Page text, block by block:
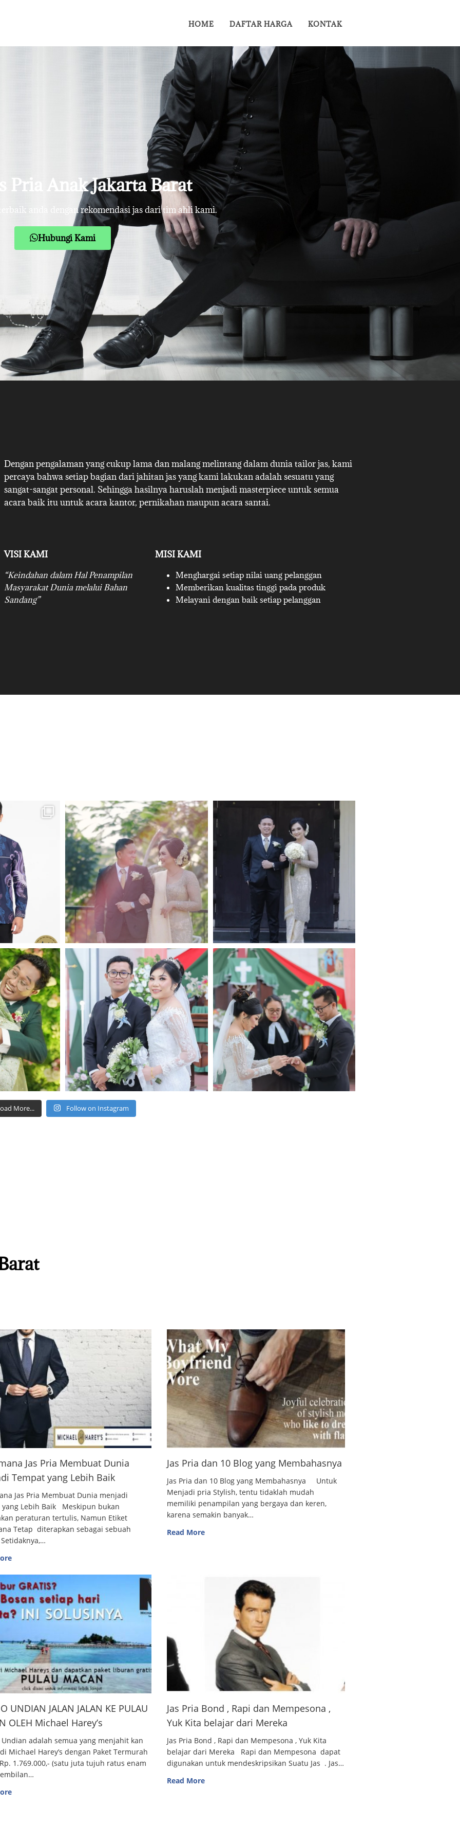
HOME DAFTAR HARGA KONTAK
Pria Anak Jakarta Barat
anda dengan rekomendasi jas dari tim ahli kami.
Hubungi Kami
Dengan pengalaman yang cukup lama dan malang melintang dalam dunia tailor jas, kami
percaya bahwa setiap bagian dari jahitan jas yang kami lakukan adalah sesuatu yang
sangat-sangat personal. Sehingga hasilnya haruslah menjadi masterpiece untuk semua
acara baik itu untuk acara kantor, pernikahan maupun acara santai.
VISI KAMI
“Keindahan dalam Hal Penampilan
Masyarakat Dunia melalui Bahan
Sandang”
MISI KAMI
Menghargai setiap nilai uang pelanggan
Memberikan kualitas tinggi pada produk
Melayani dengan baik setiap pelanggan
More... Follow on Instagram
Jas Pria Membuat Dunia
Tempat yang Lebih Baik
Jas Pria Membuat Dunia menjadi
yang Lebih Baik Meskipun bukan
peraturan tertulis, Namun Etiket
Tetap diterapkan sebagai sebuah
Jas Pria dan 10 Blog yang Membahasnya
Jas Pria dan 10 Blog yang Membahasnya Untuk
Menjadi pria Stylish, tentu tidaklah mudah
memiliki penampilan yang bergaya dan keren,
karena semakin banyak…
Read More
UNDIAN JALAN JALAN KE PULAU
OLEH Michael Harey’s
Undian adalah semua yang menjahit kan
Michael Harey’s dengan Paket Termurah
1.769.000,- (satu juta tujuh ratus enam
Jas Pria Bond , Rapi dan Mempesona ,
Yuk Kita belajar dari Mereka
Jas Pria Bond , Rapi dan Mempesona , Yuk Kita
belajar dari Mereka Rapi dan Mempesona dapat
digunakan untuk mendeskripsikan Suatu Jas . Jas…
Read More